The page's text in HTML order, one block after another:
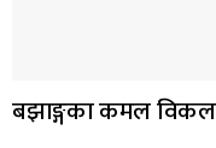
बझाङ्गका कमल